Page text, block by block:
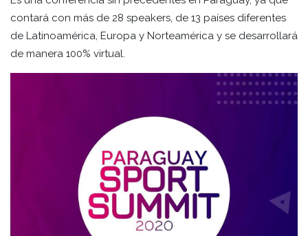
contará con más de 28 speakers, de 13 países diferentes
de Latinoamérica, Europa y Norteamérica y se desarrollará
de manera 100% virtual.